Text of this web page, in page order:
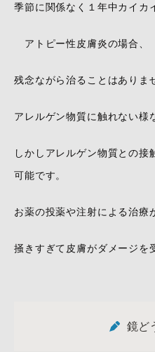
季節に関係なく１年中カイカ
アトピー性皮膚炎の場合、
残念ながら治ることはありま
アレルゲン物質に触れない様
しかしアレルゲン物質との接
可能です。
お薬の投薬や注射による治療
掻きすぎて皮膚がダメージを
鏡ど